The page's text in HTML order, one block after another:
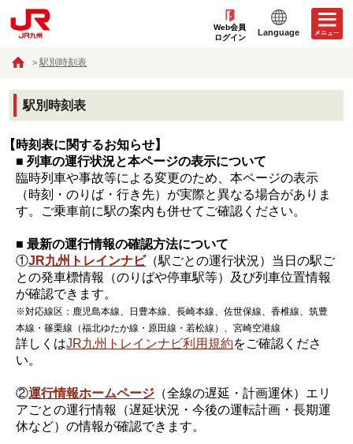
Web会員
ログイン
Language
駅別時刻表
駅別時刻表
【時刻表に関するお知らせ】
■ 列車の運行状況と本ページの表示について
臨時列車や事故等による変更のため、本ページの表示
（時刻・のりば・行き先）が実際と異なる場合がありま
す。ご乗車前に駅の案内も併せてご確認ください。
■ 最新の運行情報の確認方法について
①JR九州トレインナビ（駅ごとの運行状況）当日の駅ご
との発車標情報（のりばや停車駅等）及び列車位置情報
が確認できます。
※対応線区：鹿児島本線、日豊本線、長崎本線、佐世保線、香椎線、筑豊
本線・篠栗線（福北ゆたか線・原田線・若松線）、宮崎空港線
詳しくはJR九州トレインナビ利用規約をご確認くださ
い。
②運行情報ホームページ （全線の遅延・計画運休）エリ
アごとの運行情報（遅延状況・今後の運転計画・長期運
休など）の情報が確認できます。